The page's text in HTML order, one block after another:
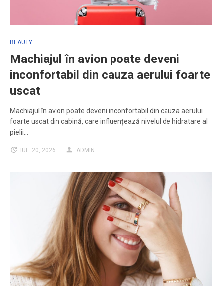
BEAUTY
Machiajul în avion poate deveni
inconfortabil din cauza aerului foarte
uscat
Machiajul în avion poate deveni inconfortabil din cauza aerului
foarte uscat din cabină, care influențează nivelul de hidratare al
pielii…
IUL. 20, 2026 ADMIN